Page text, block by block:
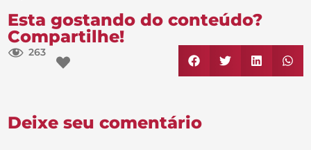
Esta gostando do conteúdo?
Compartilhe!
263
Deixe seu comentário